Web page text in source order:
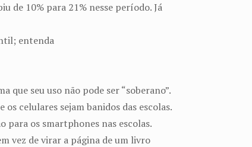
de 10% para 21% nesse período. Já
entenda
seu uso não pode ser “soberano”.
celulares sejam banidos das escolas.
para os smartphones nas escolas.
vez de virar a página de um livro